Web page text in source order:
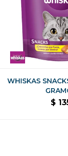
WHISKAS
$